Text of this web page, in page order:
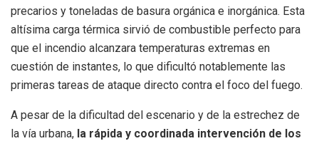
precarios y toneladas de basura orgánica e inorgánica. Esta
altísima carga térmica sirvió de combustible perfecto para
que el incendio alcanzara temperaturas extremas en
cuestión de instantes, lo que dificultó notablemente las
primeras tareas de ataque directo contra el foco del fuego.
A pesar de la dificultad del escenario y de la estrechez de
la vía urbana, la rápida y coordinada intervención de los